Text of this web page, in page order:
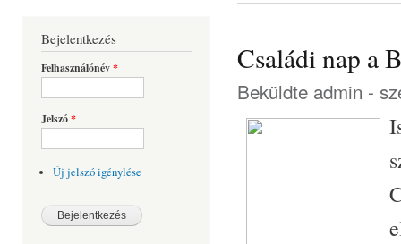
Bejelentkezés
Felhasználónév*
Jelszó*
Új jelszó igénylése
Családi nap a
Beküldte admin -